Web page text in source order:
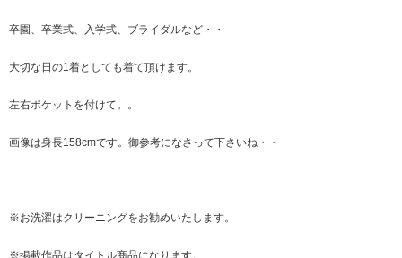
卒園、卒業式、入学式、ブライダルなど・・
大切な日の1着としても着て頂けます。
左右ポケットを付けて。。
画像は身長158cmです。御参考になさって下さいね・・
※お洗濯はクリーニングをお勧めいたします。